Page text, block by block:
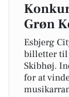
Grøn
Esbjerg
billetter til
Skibhøj.
for at